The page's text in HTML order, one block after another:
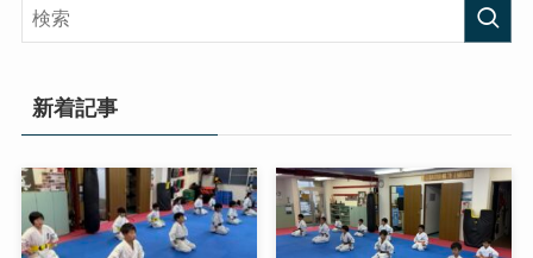
新着記事